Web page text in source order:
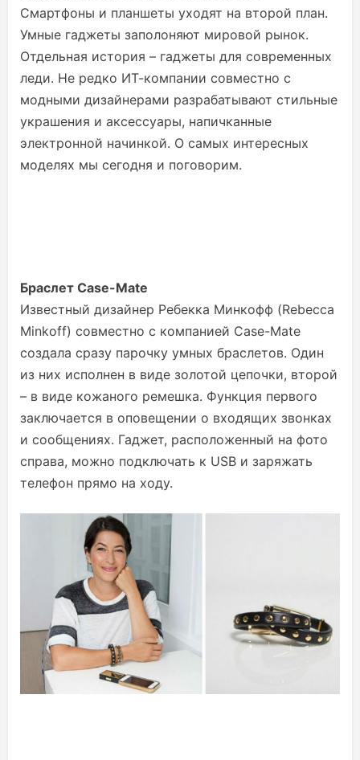
Смартфоны и планшеты уходят на второй план.
Умные гаджеты заполоняют мировой рынок.
Отдельная история – гаджеты для современных
леди. Не редко ИТ-компании совместно с
модными дизайнерами разрабатывают стильные
украшения и аксессуары, напичканные
электронной начинкой. О самых интересных
моделях мы сегодня и поговорим.
Браслет Case-Mate
Известный дизайнер Ребекка Минкофф (Rebecca
Minkoff) совместно с компанией Case-Mate
создала сразу парочку умных браслетов. Один
из них исполнен в виде золотой цепочки, второй
– в виде кожаного ремешка. Функция первого
заключается в оповещении о входящих звонках
и сообщениях. Гаджет, расположенный на фото
справа, можно подключать к USB и заряжать
телефон прямо на ходу.